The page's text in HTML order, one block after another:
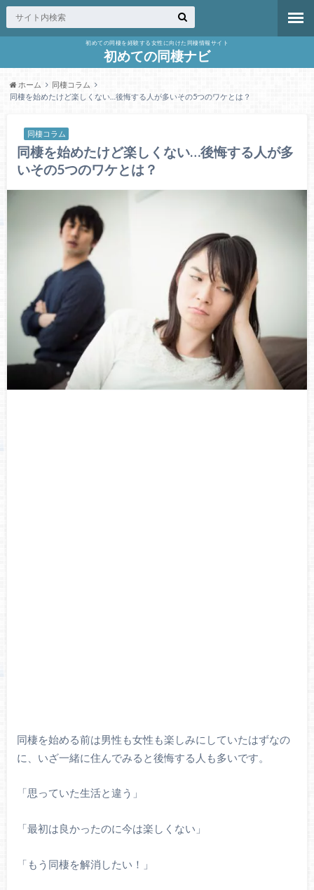
初めての同棲を経験する女性に向けた同棲情報サイト
初めての同棲ナビ
ホーム
同棲コラム
同棲を始めたけど楽しくない…後悔する人が多いその5つのワケとは？
同棲コラム
同棲を始めたけど楽しくない…後悔する人が多
いその5つのワケとは？
同棲を始める前は男性も女性も楽しみにしていたはずなの
に、いざ一緒に住んでみると後悔する人も多いです。
「思っていた生活と違う」
「最初は良かったのに今は楽しくない」
「もう同棲を解消したい！」